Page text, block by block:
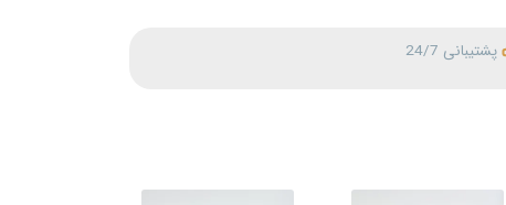
پشتیبانی 24/7